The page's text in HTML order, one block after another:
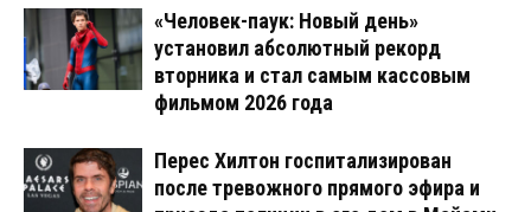
«Человек-паук: Новый день»
установил абсолютный рекорд
вторника и стал самым кассовым
фильмом 2026 года
Перес Хилтон госпитализирован
после тревожного прямого эфира и